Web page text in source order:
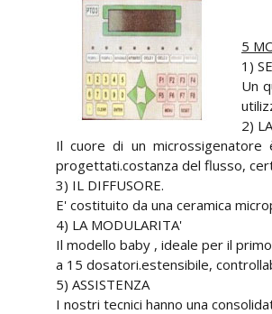
5
1)
Un
2)
Il cuore di un
progettati.costanza del flusso,
3) IL DIFFUSORE.
E' costituito da una ceramica
4) LA MODULARITA'
Il modello baby , ideale per il
a 15 dosatori.estensibile,
5) ASSISTENZA
I nostri tecnici hanno una